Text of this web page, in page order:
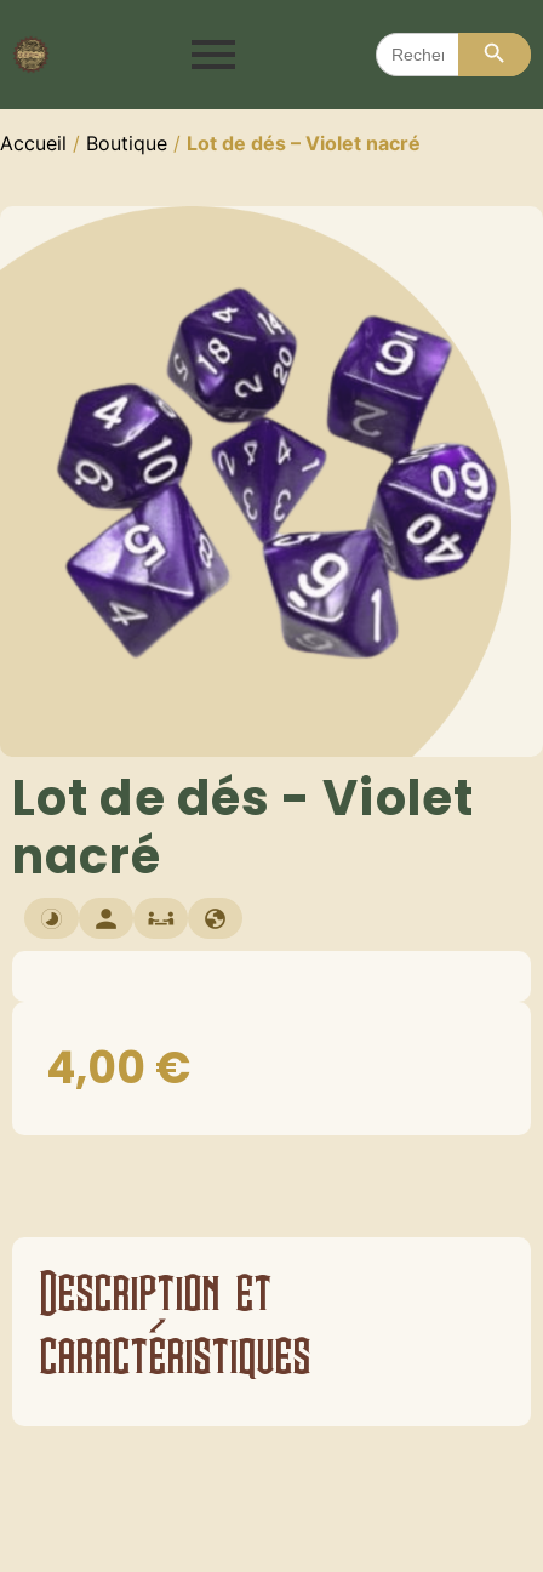
Search
for:
Search
Accueil / Boutique / Lot de dés – Violet nacré
Lot de dés - Violet
nacré
4,00€
Description et
caractéristiques